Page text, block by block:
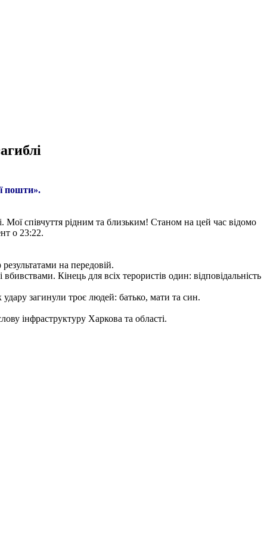
пошти».
Мої співчуття рідним та близьким! Станом на цей час відомо
о 23:22.
на передовій.
Кінець для всіх терористів один: відповідальність
загинули троє людей: батько, мати та син.
інфраструктуру Харкова та області.